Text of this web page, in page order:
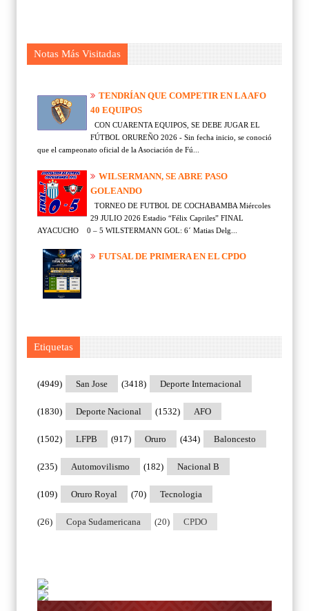
Notas Más Visitadas
TENDRÍAN QUE COMPETIR EN LA AFO
40 EQUIPOS
CON CUARENTA EQUIPOS, SE DEBE JUGAR EL
FÚTBOL ORUREÑO 2026 - Sin fecha inicio, se conoció
que el campeonato oficial de la Asociación de Fú...
WILSERMANN, SE ABRE PASO
GOLEANDO
TORNEO DE FUTBOL DE COCHABAMBA Miércoles
29 JULIO 2026 Estadio “Félix Capriles” FINAL
AYACUCHO 0 – 5 WILSTERMANN GOL: 6´ Matias Delg...
FUTSAL DE PRIMERA EN EL CPDO
Etiquetas
San Jose
(4949) Deporte Internacional
(3418)
Deporte Nacional
(1830) AFO
(1532)
LFPB
(1502) Oruro
(917) Baloncesto
(434)
Automovilismo
(235) Nacional B
(182)
Oruro Royal
(109) Tecnologia
(70)
Copa Sudamericana
(26) CPDO
(20)